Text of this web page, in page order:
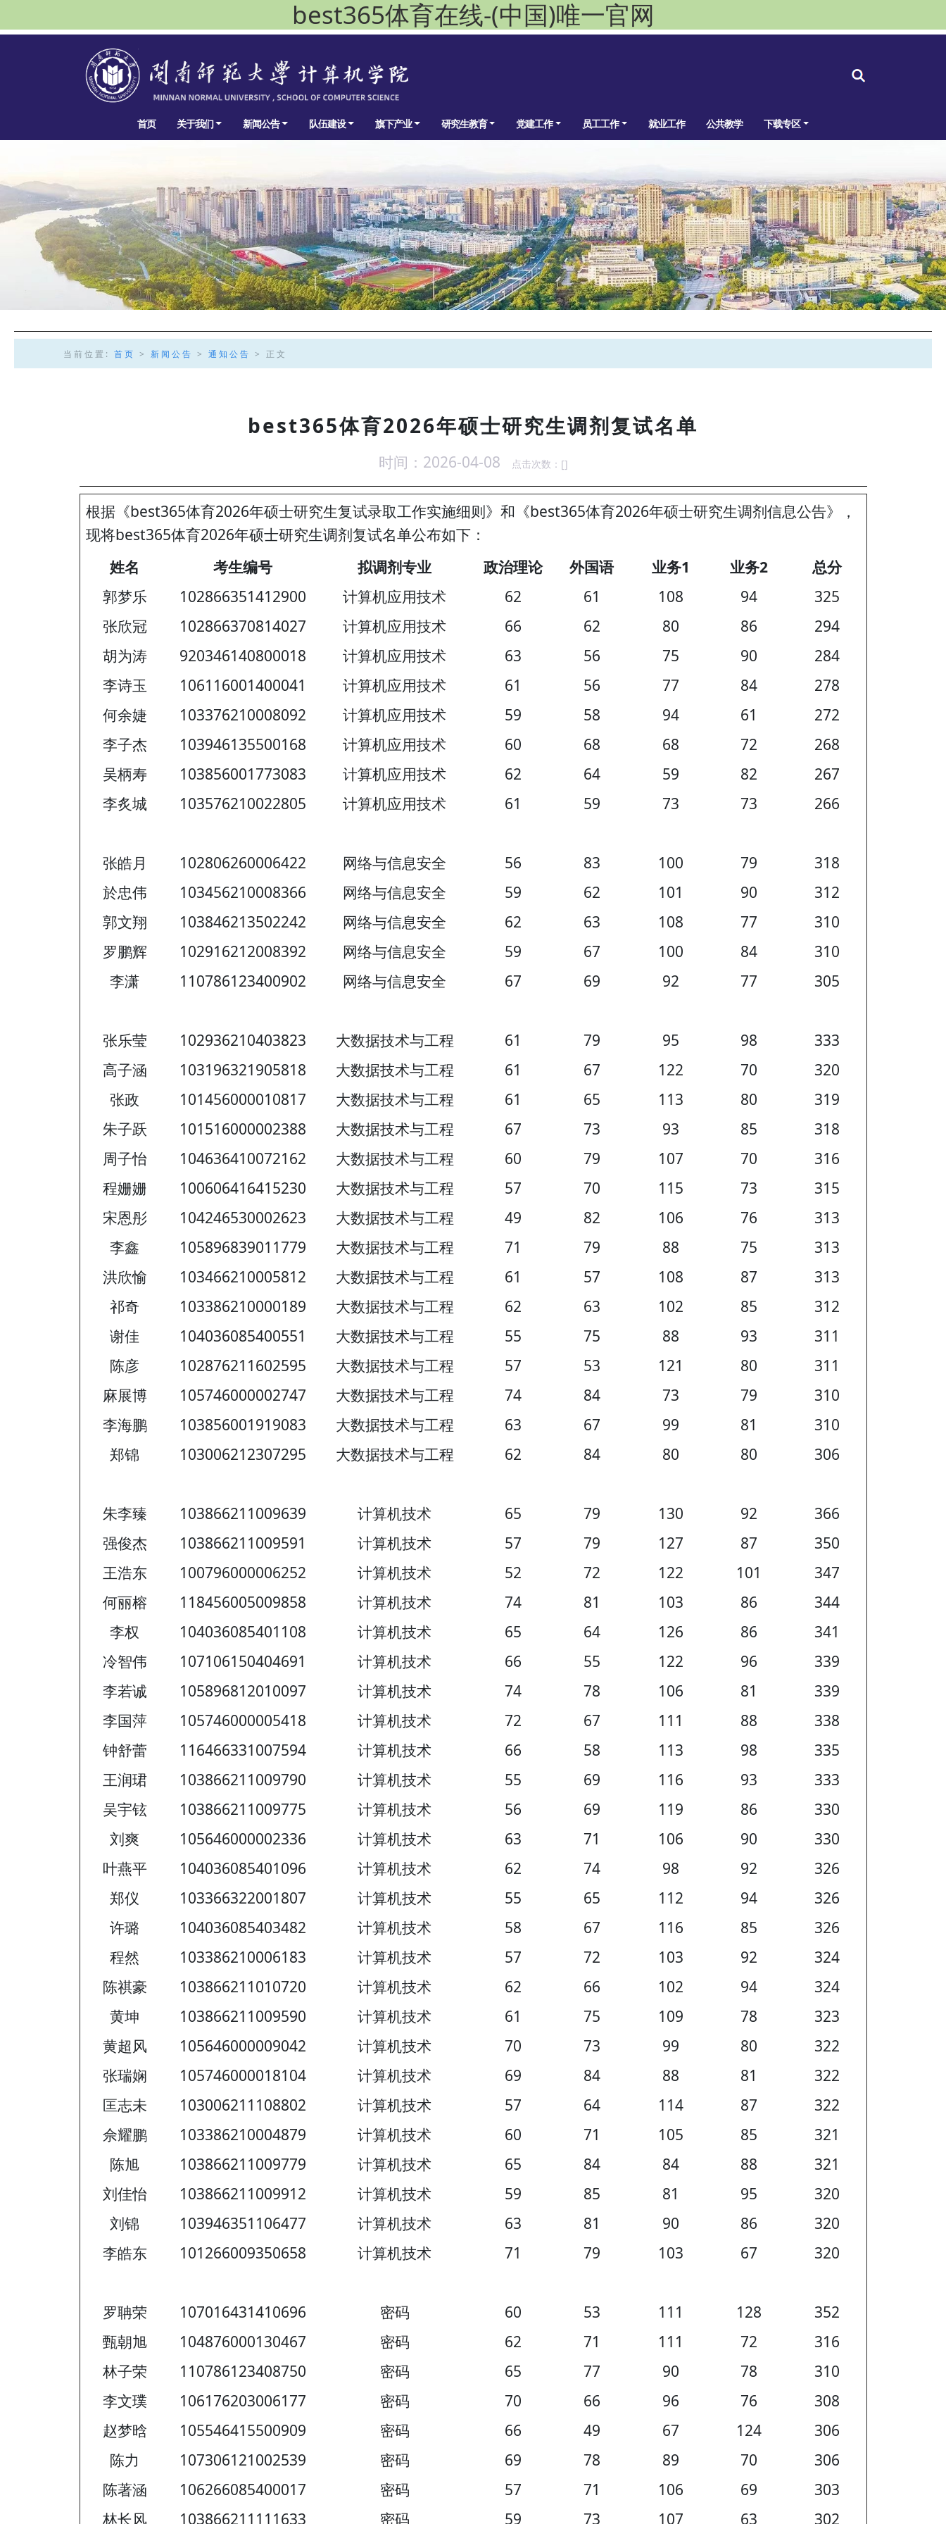
best365体育在线-(中国)唯一官网
首页 关于我们 新闻公告 队伍建设 旗下产业 研究生教育 党建工作 员工工作 就业工作 公共教学 下载专区
当前位置: 首页 > 新闻公告 > 通知公告 > 正文
best365体育2026年硕士研究生调剂复试名单
时间：2026-04-08 点击次数：[]
根据《best365体育2026年硕士研究生复试录取工作实施细则》和《best365体育2026年硕士研究生调剂信息公告》，
现将best365体育2026年硕士研究生调剂复试名单公布如下：
姓名
考生编号 拟调剂专业 政治理论 外国语 业务1 业务2
总分
郭梦乐
102866351412900 计算机应用技术 62 61 108 94
325
张欣冠
102866370814027 计算机应用技术 66 62 80 86
294
胡为涛
920346140800018 计算机应用技术 63 56 75 90
284
李诗玉
106116001400041 计算机应用技术 61 56 77 84
278
何余婕
103376210008092 计算机应用技术 59 58 94 61
272
李子杰
103946135500168 计算机应用技术 60 68 68 72
268
吴柄寿
103856001773083 计算机应用技术 62 64 59 82
267
李炙城
103576210022805 计算机应用技术 61 59 73 73 266
张皓月 102806260006422 网络与信息安全 56 83 100 79
318
於忠伟
103456210008366 网络与信息安全 59 62 101 90
312
郭文翔
103846213502242 网络与信息安全 62 63 108 77
310
罗鹏辉
102916212008392 网络与信息安全 59 67 100 84
310
李潇
110786123400902 网络与信息安全 67 69 92 77 305
张乐莹 102936210403823 大数据技术与工程 61 79 95 98
333
高子涵
103196321905818 大数据技术与工程 61 67 122 70
320
张政
101456000010817 大数据技术与工程 61 65 113 80
319
朱子跃
101516000002388 大数据技术与工程 67 73 93 85
318
周子怡
104636410072162 大数据技术与工程 60 79 107 70
316
程姗姗
100606416415230 大数据技术与工程 57 70 115 73
315
宋恩彤
104246530002623 大数据技术与工程 49 82 106 76
313
李鑫
105896839011779 大数据技术与工程 71 79 88 75
313
洪欣愉
103466210005812 大数据技术与工程 61 57 108 87
313
祁奇
103386210000189 大数据技术与工程 62 63 102 85
312
谢佳
104036085400551 大数据技术与工程 55 75 88 93
311
陈彦
102876211602595 大数据技术与工程 57 53 121 80
311
麻展博
105746000002747 大数据技术与工程 74 84 73 79
310
李海鹏
103856001919083 大数据技术与工程 63 67 99 81
310
郑锦
103006212307295 大数据技术与工程 62 84 80 80 306
朱李臻 103866211009639 计算机技术 65 79 130 92
366
强俊杰
103866211009591 计算机技术 57 79 127 87
350
王浩东
100796000006252 计算机技术 52 72 122 101
347
何丽榕
118456005009858 计算机技术 74 81 103 86
344
李权
104036085401108 计算机技术 65 64 126 86
341
冷智伟
107106150404691 计算机技术 66 55 122 96
339
李若诚
105896812010097 计算机技术 74 78 106 81
339
李国萍
105746000005418 计算机技术 72 67 111 88
338
钟舒蕾
116466331007594 计算机技术 66 58 113 98
335
王润珺
103866211009790 计算机技术 55 69 116 93
333
吴宇铉
103866211009775 计算机技术 56 69 119 86
330
刘爽
105646000002336 计算机技术 63 71 106 90
330
叶燕平
104036085401096 计算机技术 62 74 98 92
326
郑仪
103366322001807 计算机技术 55 65 112 94
326
许璐
104036085403482 计算机技术 58 67 116 85
326
程然
103386210006183 计算机技术 57 72 103 92
324
陈祺豪
103866211010720 计算机技术 62 66 102 94
324
黄坤
103866211009590 计算机技术 61 75 109 78
323
黄超风
105646000009042 计算机技术 70 73 99 80
322
张瑞娴
105746000018104 计算机技术 69 84 88 81
322
匡志未
103006211108802 计算机技术 57 64 114 87
322
佘耀鹏
103386210004879 计算机技术 60 71 105 85
321
陈旭
103866211009779 计算机技术 65 84 84 88
321
刘佳怡
103866211009912 计算机技术 59 85 81 95
320
刘锦
103946351106477 计算机技术 63 81 90 86
320
李皓东
101266009350658 计算机技术 71 79 103 67 320
罗聃荣 107016431410696 密码 60 53 111 128
352
甄朝旭
104876000130467 密码 62 71 111 72
316
林子荣
110786123408750 密码 65 77 90 78
310
李文璞
106176203006177 密码 70 66 96 76
308
赵梦晗
105546415500909 密码 66 49 67 124
306
陈力
107306121002539 密码 69 78 89 70
306
陈著涵
106266085400017 密码 57 71 106 69
303
林长风
103866211111633 密码 59 73 107 63 302